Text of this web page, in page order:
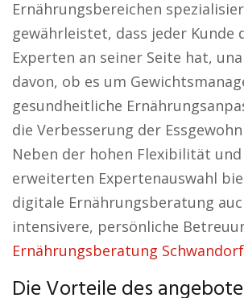
Ernährungsbereichen
gewährleistet, dass jeder Kunde
Experten an seiner Seite hat,
davon, ob es um
gesundheitliche
die Verbesserung der
Neben der hohen Flexibilität
erweiterten Expertenauswahl
digitale Ernährungsberatung
intensivere, persönliche
Ernährungsberatung Schwandorf
Die Vorteile des